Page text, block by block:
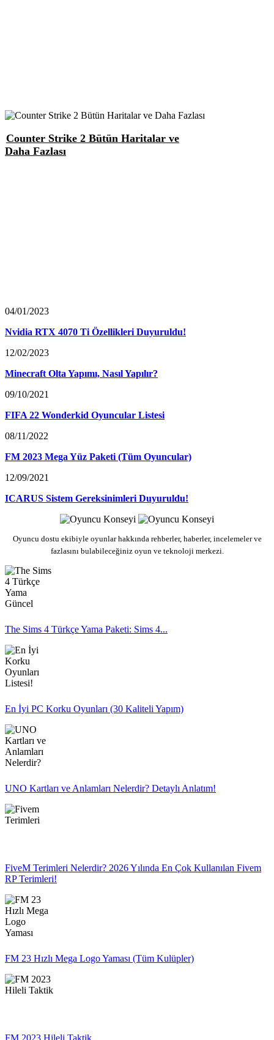
Counter Strike 2 Bütün Haritalar ve
Daha Fazlası
04/01/2023
Nvidia RTX 4070 Ti Özellikleri Duyuruldu!
12/02/2023
Minecraft Olta Yapımı, Nasıl Yapılır?
09/10/2021
FIFA 22 Wonderkid Oyuncular Listesi
08/11/2022
FM 2023 Mega Yüz Paketi (Tüm Oyuncular)
12/09/2021
ICARUS Sistem Gereksinimleri Duyuruldu!
Oyuncu dostu ekibiyle oyunlar hakkında rehberler, haberler, incelemeler ve
fazlasını bulabileceğiniz oyun ve teknoloji merkezi.
The Sims 4 Türkçe Yama Paketi: Sims 4...
En İyi PC Korku Oyunları (30 Kaliteli Yapım)
UNO Kartları ve Anlamları Nelerdir? Detaylı Anlatım!
FiveM Terimleri Nelerdir? 2026 Yılında En Çok Kullanılan Fivem
RP Terimleri!
FM 23 Hızlı Mega Logo Yaması (Tüm Kulüpler)
FM 2023 Hileli Taktik